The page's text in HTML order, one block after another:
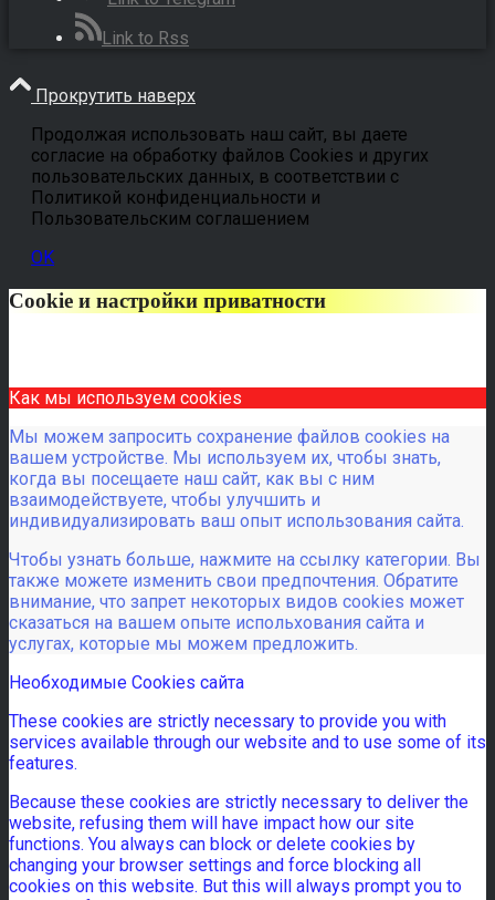
Link to Rss
Прокрутить наверх
Продолжая использовать наш сайт, вы даете
согласие на обработку файлов Cookies и других
пользовательских данных, в соответствии с
Политикой конфиденциальности и
Пользовательским соглашением
OK
Cookie и настройки приватности
Как мы используем cookies
Мы можем запросить сохранение файлов cookies на
вашем устройстве. Мы используем их, чтобы знать,
когда вы посещаете наш сайт, как вы с ним
взаимодействуете, чтобы улучшить и
индивидуализировать ваш опыт использования сайта.
Чтобы узнать больше, нажмите на ссылку категории. Вы
также можете изменить свои предпочтения. Обратите
внимание, что запрет некоторых видов cookies может
сказаться на вашем опыте испольхования сайта и
услугах, которые мы можем предложить.
Необходимые Cookies сайта
These cookies are strictly necessary to provide you with
services available through our website and to use some of its
features.
Because these cookies are strictly necessary to deliver the
website, refusing them will have impact how our site
functions. You always can block or delete cookies by
changing your browser settings and force blocking all
cookies on this website. But this will always prompt you to